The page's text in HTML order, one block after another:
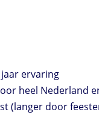
ervaring
heel Nederland
(langer door